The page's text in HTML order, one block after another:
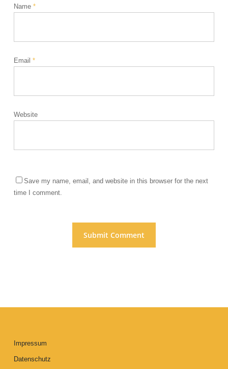
Name *
Email *
Website
Save my name, email, and website in this browser for the next
time I comment.
Impressum
Datenschutz